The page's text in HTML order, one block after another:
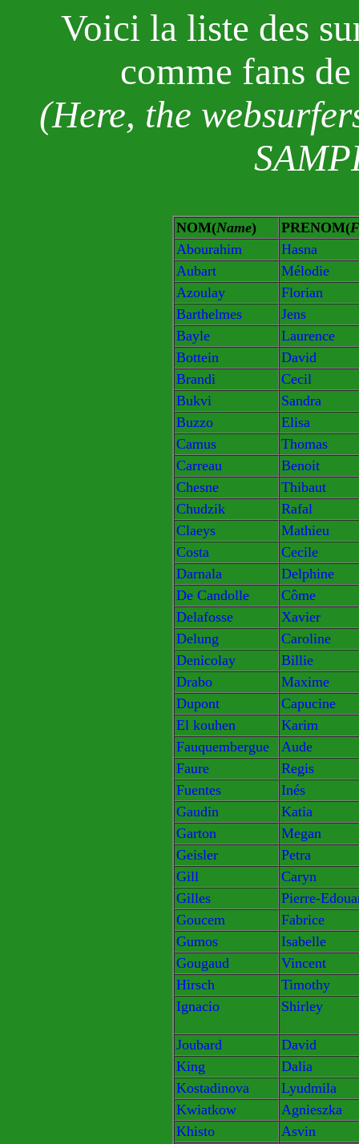
Voici la liste des
comme fans
(Here, the
NOM(Name) PRENOM(
Abourahim
Hasna
Aubart
Mélodie
Azoulay
Florian
Barthelmes
Jens
Bayle
Laurence
Bottein
David
Brandi
Cecil
Bukvi
Sandra
Buzzo
Elisa
Camus
Thomas
Carreau
Benoit
Chesne
Thibaut
Chudzik
Rafal
Claeys
Mathieu
Costa
Cecile
Darnala
Delphine
De Candolle
Côme
Delafosse
Xavier
Delung
Caroline
Denicolay
Billie
Drabo
Maxime
Dupont
Capucine
El kouhen
Karim
Fauquembergue
Aude
Faure
Regis
Fuentes
Inés
Gaudin
Katia
Garton
Megan
Geisler
Petra
Gill
Caryn
Gilles
Pierre-
Goucem
Fabrice
Gumos
Isabelle
Gougaud
Vincent
Hirsch
Timothy
Ignacio
Shirley
Joubard
David
King
Dalia
Kostadinova
Lyudmila
Kwiatkow
Agnieszka
Khisto
Asvin